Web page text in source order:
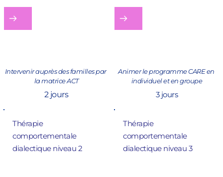
Intervenir auprès des familles par
la matrice ACT
2 jours
Animer le programme CARE en
individuel et en groupe
3 jours
Thérapie
comportementale
dialectique niveau 2
Thérapie
comportementale
dialectique niveau 3